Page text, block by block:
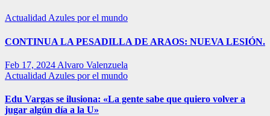
Actualidad Azules por el mundo
CONTINUA LA PESADILLA DE ARAOS: NUEVA LESIÓN.
Feb 17, 2024 Alvaro Valenzuela
Actualidad Azules por el mundo
Edu Vargas se ilusiona: «La gente sabe que quiero volver a
jugar algún día a la U»